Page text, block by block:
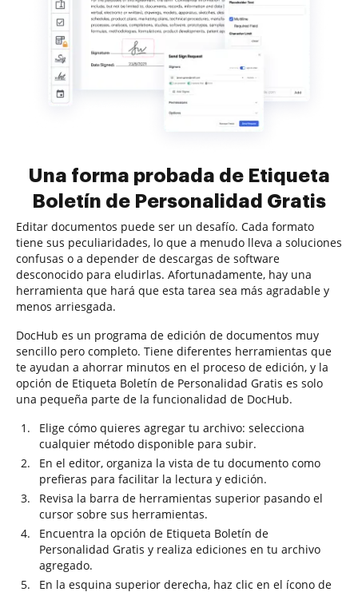
Una forma probada de Etiqueta
Boletín de Personalidad Gratis
Editar documentos puede ser un desafío. Cada formato
tiene sus peculiaridades, lo que a menudo lleva a soluciones
confusas o a depender de descargas de software
desconocido para eludirlas. Afortunadamente, hay una
herramienta que hará que esta tarea sea más agradable y
menos arriesgada.
DocHub es un programa de edición de documentos muy
sencillo pero completo. Tiene diferentes herramientas que
te ayudan a ahorrar minutos en el proceso de edición, y la
opción de Etiqueta Boletín de Personalidad Gratis es solo
una pequeña parte de la funcionalidad de DocHub.
Elige cómo quieres agregar tu archivo: selecciona
cualquier método disponible para subir.
En el editor, organiza la vista de tu documento como
prefieras para facilitar la lectura y edición.
Revisa la barra de herramientas superior pasando el
cursor sobre sus herramientas.
Encuentra la opción de Etiqueta Boletín de
Personalidad Gratis y realiza ediciones en tu archivo
agregado.
En la esquina superior derecha, haz clic en el ícono de